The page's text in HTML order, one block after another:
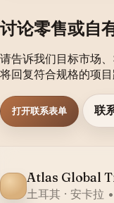
讨论零售或自
请告诉我们目标市场
将回复符合规格的项
打开联系表单 联
Atlas Global
土耳其 · 安卡拉 •